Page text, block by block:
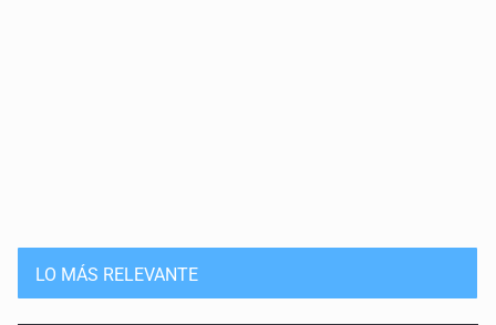
Educar para la compasión
22 de Abril de 2026
LO MÁS RELEVANTE